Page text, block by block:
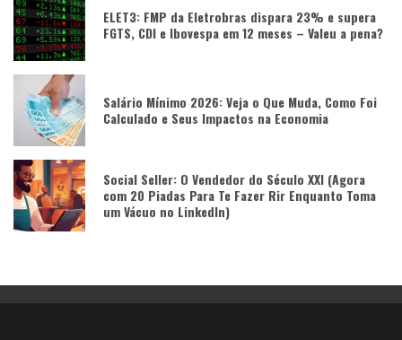
ELET3: FMP da Eletrobras dispara 23% e supera
FGTS, CDI e Ibovespa em 12 meses – Valeu a pena?
Salário Mínimo 2026: Veja o Que Muda, Como Foi
Calculado e Seus Impactos na Economia
Social Seller: O Vendedor do Século XXI (Agora
com 20 Piadas Para Te Fazer Rir Enquanto Toma
um Vácuo no LinkedIn)